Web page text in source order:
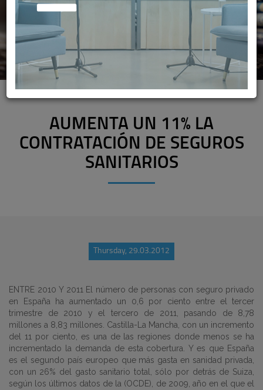
AUMENTA UN 11% LA
CONTRATACIÓN DE SEGUROS
SANITARIOS
Thursday, 29.03.2012
ENTRE 2010 Y 2011 El número de personas con seguro privado
en España ha aumentado un 0,6 por ciento entre el tercer
trimestre de 2010 y el tercero de 2011, pasando de 8,78
millones a 8,83 millones. Castilla-La Mancha, con un incremento
del 11 por ciento, es una de las regiones donde menos se ha
incrementado la demanda de esta cobertura. Y es que España
es el segundo país europeo que más gasta en sanidad privada,
con un 26% del gasto sanitario total, sólo por detrás de Suiza,
según los últimos datos de la (OCDE), de 2009, año en el que el